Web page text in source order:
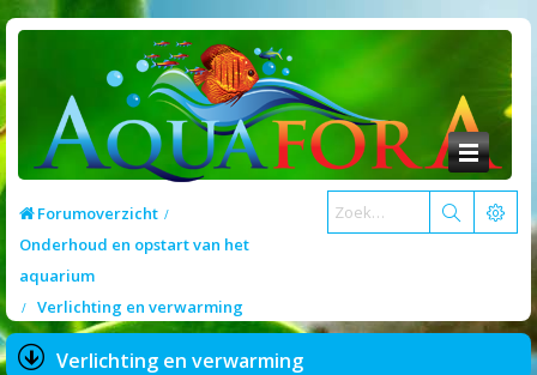
Forumoverzicht
Onderhoud en opstart van het
aquarium
Verlichting en verwarming
Verlichting en verwarming